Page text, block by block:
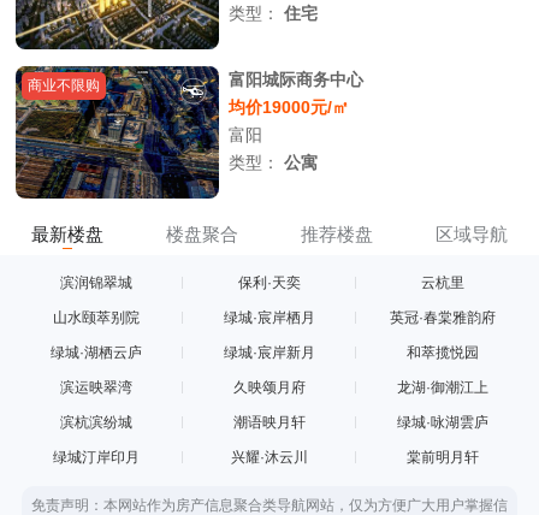
类型：住宅
商业不限购
富阳城际商务中心
均价19000元/㎡
富阳
类型：公寓
最新楼盘 楼盘聚合 推荐楼盘 区域导航
滨润锦翠城 保利·天奕 云杭里
山水颐萃别院 绿城·宸岸栖月 英冠·春棠雅韵府
绿城·湖栖云庐 绿城·宸岸新月 和萃揽悦园
滨运映翠湾 久映颂月府 龙湖·御潮江上
滨杭滨纷城 潮语映月轩 绿城·咏湖雲庐
绿城汀岸印月 兴耀·沐云川 棠前明月轩
免责声明：本网站作为房产信息聚合类导航网站，仅为方便广大用户掌握信